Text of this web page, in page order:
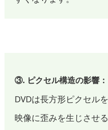
③. ピクセル構造の影響：
DVDは長方形ピクセル
映像に歪みを生じさせ